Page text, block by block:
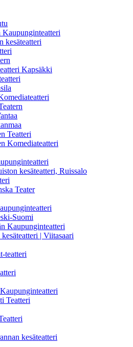
kesäteatteri
Kapsäkki
Teatteri
Komediateatteri
kesäteatteri, Ruissalo
Teater
Suomi
Kaupunginteatteri
| Viitasaari
teatteri
Teatteri
kesäteatteri